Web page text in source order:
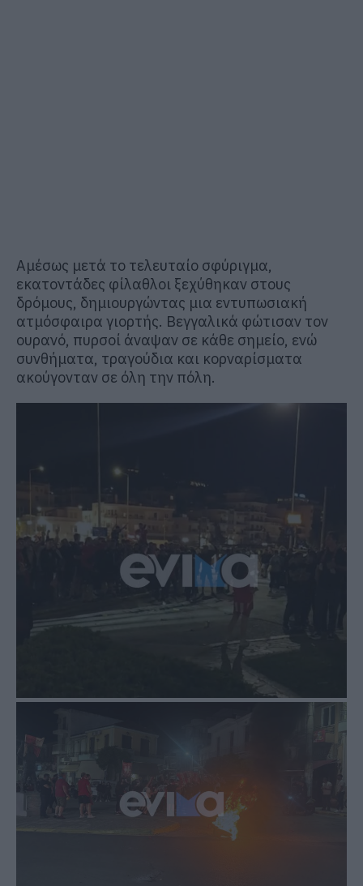
Αμέσως μετά το τελευταίο σφύριγμα,
εκατοντάδες φίλαθλοι ξεχύθηκαν στους
δρόμους, δημιουργώντας μια εντυπωσιακή
ατμόσφαιρα γιορτής. Βεγγαλικά φώτισαν τον
ουρανό, πυρσοί άναψαν σε κάθε σημείο, ενώ
συνθήματα, τραγούδια και κορναρίσματα
ακούγονταν σε όλη την πόλη.